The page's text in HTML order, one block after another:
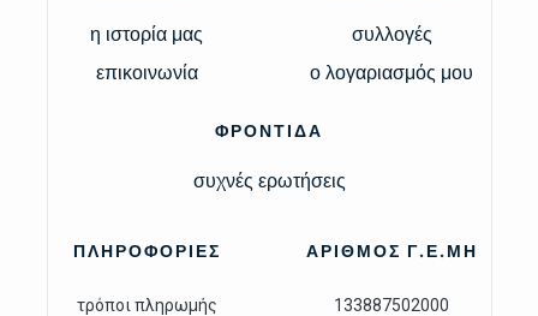
η ιστορία μας
επικοινωνία
συλλογές
ο λογαριασμός μου
ΦΡΟΝΤΙΔΑ
συχνές ερωτήσεις
ΠΛΗΡΟΦΟΡΙΕΣ
τρόποι πληρωμής
ΑΡΙΘΜΟΣ Γ.Ε.ΜΗ
133887502000